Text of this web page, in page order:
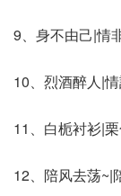
9、身不由己|情
10、烈酒醉人|
11、白栀衬衫|
12、陪风去荡~|